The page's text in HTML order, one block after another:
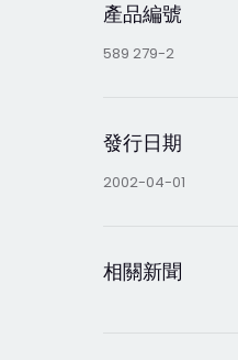
產品編號
589 279-2
發行日期
2002-04-01
相關新聞